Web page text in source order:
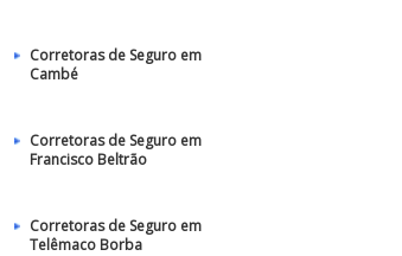
Corretoras de Seguro em
Cambé
Corretoras de Seguro em
Francisco Beltrão
Corretoras de Seguro em
Telêmaco Borba